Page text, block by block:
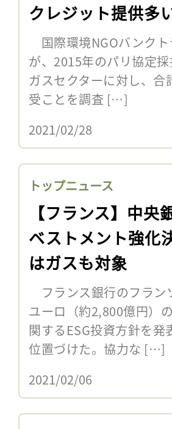
クレジット提供多
国際環境NGOバンク
が、2015年のパリ協定
ガスセクターに対し、
受ことを調査 […]
2021/02/28
トップニュース
【フランス】中
ベストメント強化
はガスも対象
フランス銀行のフラン
ユーロ（約2,800億円）
関するESG投資方針を
位置づけた。協力な […]
2021/02/06